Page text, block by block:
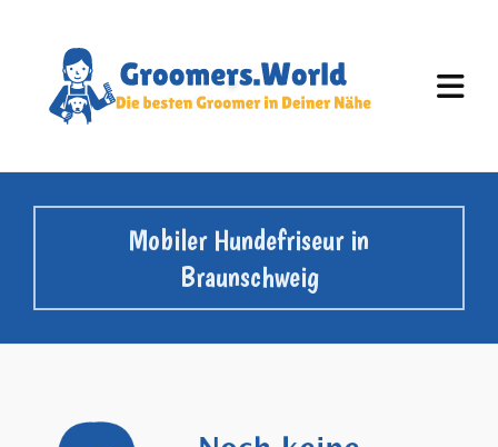
Mobiler Hundefriseur in
Braunschweig